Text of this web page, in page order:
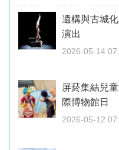
遺構與古城
演出
2026-05-14
屏菸集結兒
際博物館日
2026-05-12